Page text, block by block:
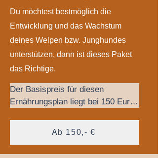
Du möchtest bestmöglich die
Entwicklung und das Wachstum
deines Welpen bzw. Junghundes
unterstützen, dann ist dieses Paket
das Richtige.
Der Basispreis für diesen
Ernährungsplan liegt bei 150 Euro,
noch mehr Betreuungszeit
Ab 150,- €